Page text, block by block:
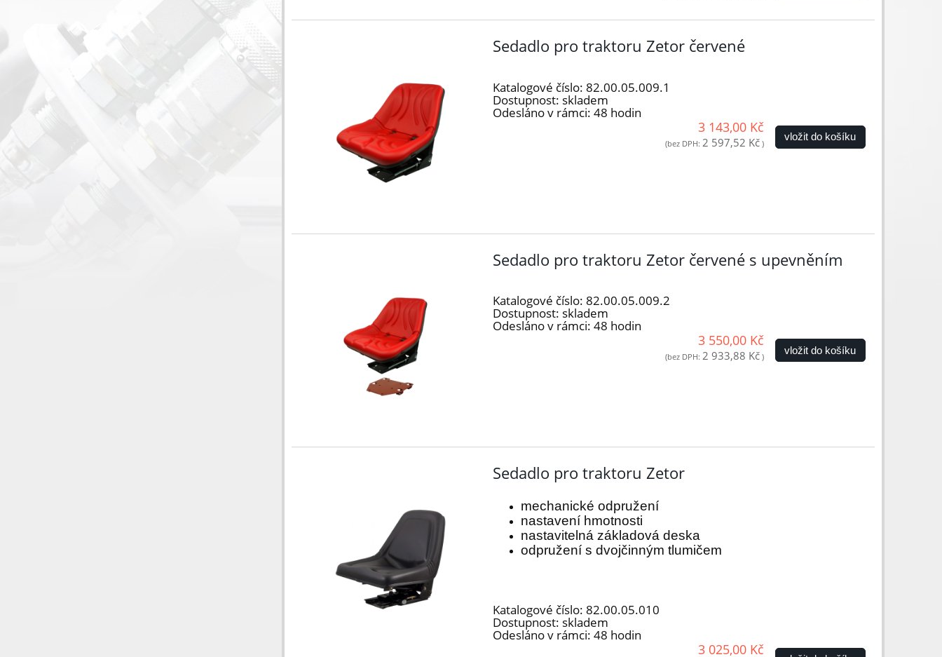
Sedadlo pro traktoru Zetor červené
Katalogové číslo: 82.00.05.009.1
Dostupnost: skladem
Odesláno v rámci: 48 hodin
3 143,00 Kč
(bez DPH: 2 597,52 Kč)
vložit do košíku
Sedadlo pro traktoru Zetor červené s upevněním
Katalogové číslo: 82.00.05.009.2
Dostupnost: skladem
Odesláno v rámci: 48 hodin
3 550,00 Kč
(bez DPH: 2 933,88 Kč)
vložit do košíku
Sedadlo pro traktoru Zetor
mechanické odpružení
nastavení hmotnosti
nastavitelná základová deska
odpružení s dvojčinným tlumičem
Katalogové číslo: 82.00.05.010
Dostupnost: skladem
Odesláno v rámci: 48 hodin
3 025,00 Kč